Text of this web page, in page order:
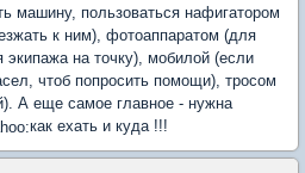
машину, пользоваться нафигатором
к ним), фотоаппаратом (для
экипажа на точку), мобилой (если
чтоб попросить помощи), тросом
А еще самое главное - нужна
как ехать и куда !!!